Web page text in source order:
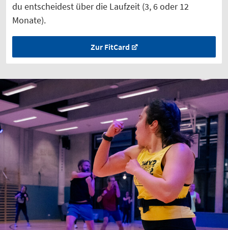
du entscheidest über die Laufzeit (3, 6 oder 12
Monate).
Zur FitCard